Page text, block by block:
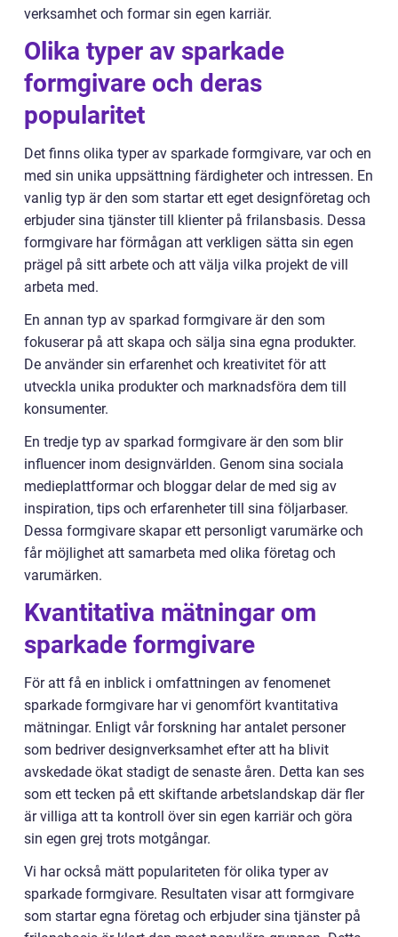
verksamhet och formar sin egen karriär.
Olika typer av sparkade
formgivare och deras
popularitet
Det finns olika typer av sparkade formgivare, var och en
med sin unika uppsättning färdigheter och intressen. En
vanlig typ är den som startar ett eget designföretag och
erbjuder sina tjänster till klienter på frilansbasis. Dessa
formgivare har förmågan att verkligen sätta sin egen
prägel på sitt arbete och att välja vilka projekt de vill
arbeta med.
En annan typ av sparkad formgivare är den som
fokuserar på att skapa och sälja sina egna produkter.
De använder sin erfarenhet och kreativitet för att
utveckla unika produkter och marknadsföra dem till
konsumenter.
En tredje typ av sparkad formgivare är den som blir
influencer inom designvärlden. Genom sina sociala
medieplattformar och bloggar delar de med sig av
inspiration, tips och erfarenheter till sina följarbaser.
Dessa formgivare skapar ett personligt varumärke och
får möjlighet att samarbeta med olika företag och
varumärken.
Kvantitativa mätningar om
sparkade formgivare
För att få en inblick i omfattningen av fenomenet
sparkade formgivare har vi genomfört kvantitativa
mätningar. Enligt vår forskning har antalet personer
som bedriver designverksamhet efter att ha blivit
avskedade ökat stadigt de senaste åren. Detta kan ses
som ett tecken på ett skiftande arbetslandskap där fler
är villiga att ta kontroll över sin egen karriär och göra
sin egen grej trots motgångar.
Vi har också mätt populariteten för olika typer av
sparkade formgivare. Resultaten visar att formgivare
som startar egna företag och erbjuder sina tjänster på